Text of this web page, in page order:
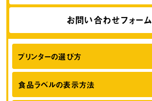
お問い合わせフォーム
プリンターの選び方
食品ラベルの表示方法